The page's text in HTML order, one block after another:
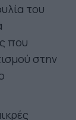
του
που
στην